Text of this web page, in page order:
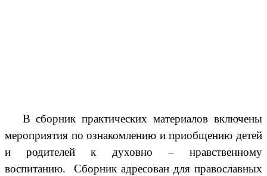
В сборник практических материалов включены
мероприятия по ознакомлению и приобщению детей
и родителей к духовно – нравственному
воспитанию. Сборник адресован для православных